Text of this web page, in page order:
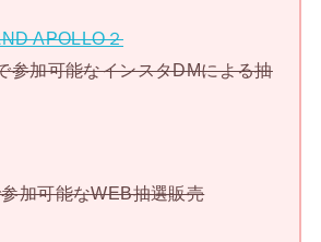
APOLLO２
加可能なインスタDMによる抽
加可能なWEB抽選販売